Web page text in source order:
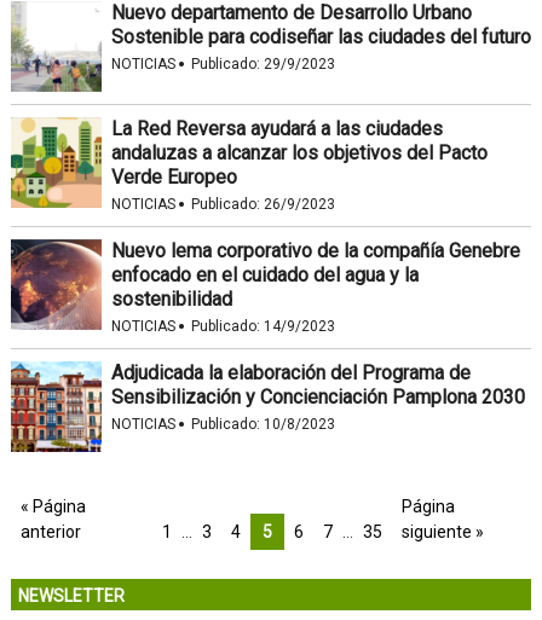
Nuevo departamento de Desarrollo Urbano
Sostenible para codiseñar las ciudades del futuro
NOTICIAS · Publicado: 29/9/2023
La Red Reversa ayudará a las ciudades
andaluzas a alcanzar los objetivos del Pacto
Verde Europeo
NOTICIAS · Publicado: 26/9/2023
Nuevo lema corporativo de la compañía Genebre
enfocado en el cuidado del agua y la
sostenibilidad
NOTICIAS · Publicado: 14/9/2023
Adjudicada la elaboración del Programa de
Sensibilización y Concienciación Pamplona 2030
NOTICIAS · Publicado: 10/8/2023
« Página
anterior
1 3 4 5 6 7 35
Página
siguiente »
NEWSLETTER